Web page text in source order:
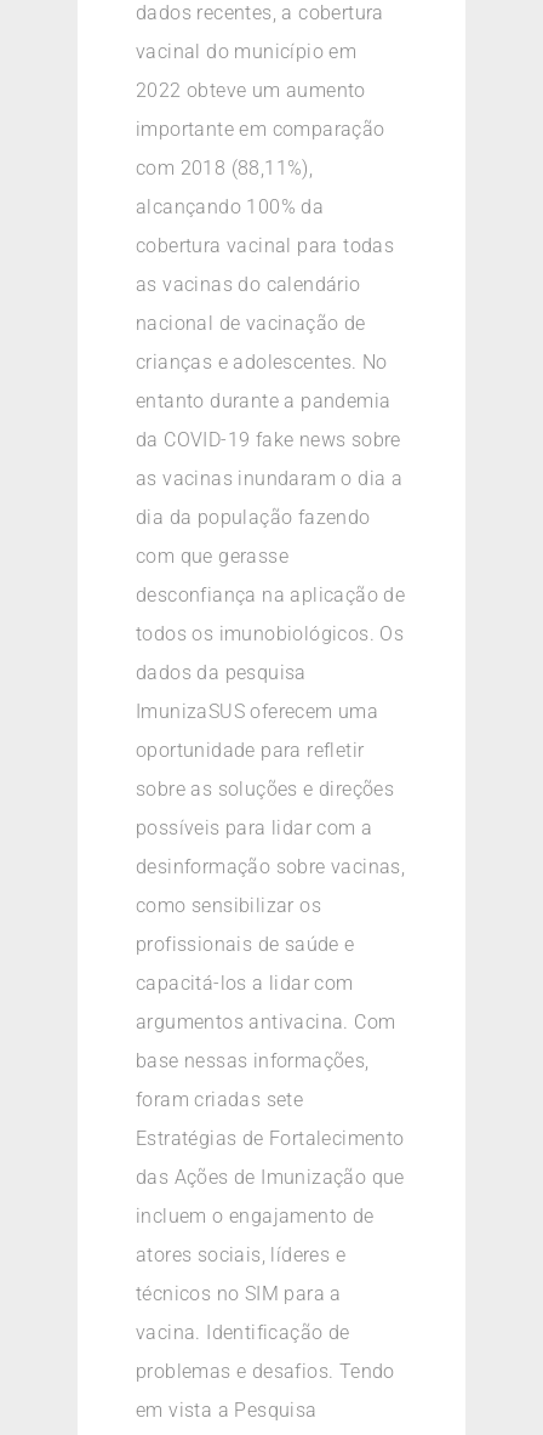
dados recentes, a cobertura
vacinal do município em
2022 obteve um aumento
importante em comparação
com 2018 (88,11%),
alcançando 100% da
cobertura vacinal para todas
as vacinas do calendário
nacional de vacinação de
crianças e adolescentes. No
entanto durante a pandemia
da COVID-19 fake news sobre
as vacinas inundaram o dia a
dia da população fazendo
com que gerasse
desconfiança na aplicação de
todos os imunobiológicos. Os
dados da pesquisa
ImunizaSUS oferecem uma
oportunidade para refletir
sobre as soluções e direções
possíveis para lidar com a
desinformação sobre vacinas,
como sensibilizar os
profissionais de saúde e
capacitá-los a lidar com
argumentos antivacina. Com
base nessas informações,
foram criadas sete
Estratégias de Fortalecimento
das Ações de Imunização que
incluem o engajamento de
atores sociais, líderes e
técnicos no SIM para a
vacina. Identificação de
problemas e desafios. Tendo
em vista a Pesquisa